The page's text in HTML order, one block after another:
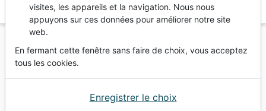
Vous ne pouvez pas créer de nouvelle commande
depuis votre pays (United States).
Bibles standard
visites, les appareils et la navigation. Nous nous
appuyons sur ces données pour améliorer notre site
web.
En fermant cette fenêtre sans faire de choix, vous acceptez
tous les cookies.
Enregistrer le choix